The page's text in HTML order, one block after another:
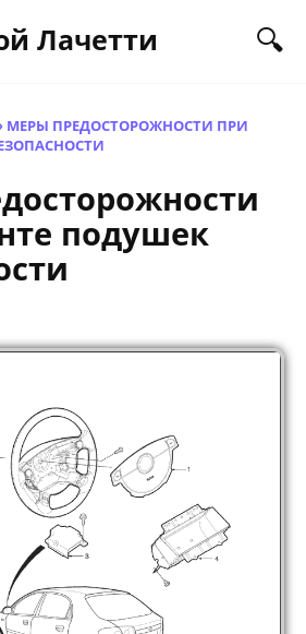
Лачетти
МЕРЫ ПРЕДОСТОРОЖНОСТИ ПРИ
подушек